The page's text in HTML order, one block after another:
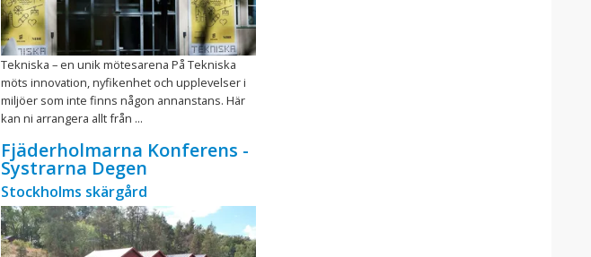
Tekniska – en unik mötesarena På Tekniska
möts innovation, nyfikenhet och upplevelser i
miljöer som inte finns någon annanstans. Här
kan ni arrangera allt från ...
Fjäderholmarna Konferens -
Systrarna Degen
Stockholms skärgård